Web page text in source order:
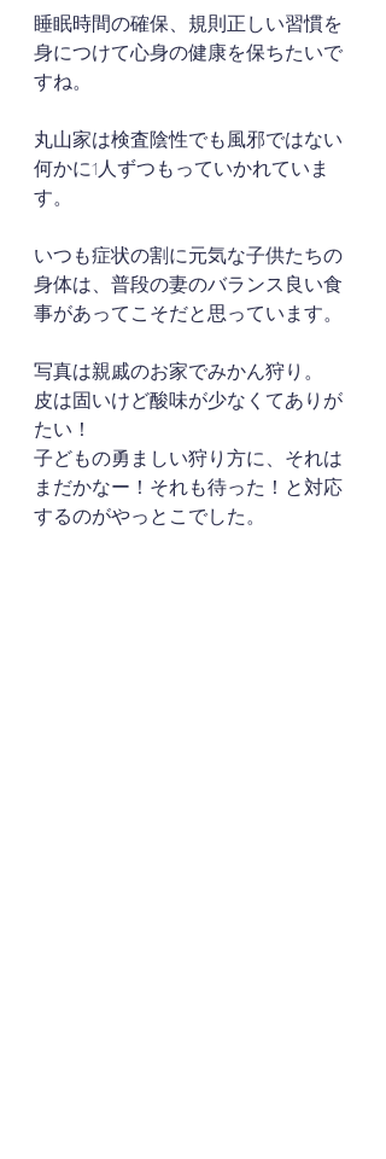
睡眠時間の確保、規則正しい習慣を
身につけて心身の健康を保ちたいで
すね。
丸山家は検査陰性でも風邪ではない
何かに1人ずつもっていかれていま
す。
いつも症状の割に元気な子供たちの
身体は、普段の妻のバランス良い食
事があってこそだと思っています。
写真は親戚のお家でみかん狩り。
皮は固いけど酸味が少なくてありが
たい！
子どもの勇ましい狩り方に、それは
まだかなー！それも待った！と対応
するのがやっとこでした。